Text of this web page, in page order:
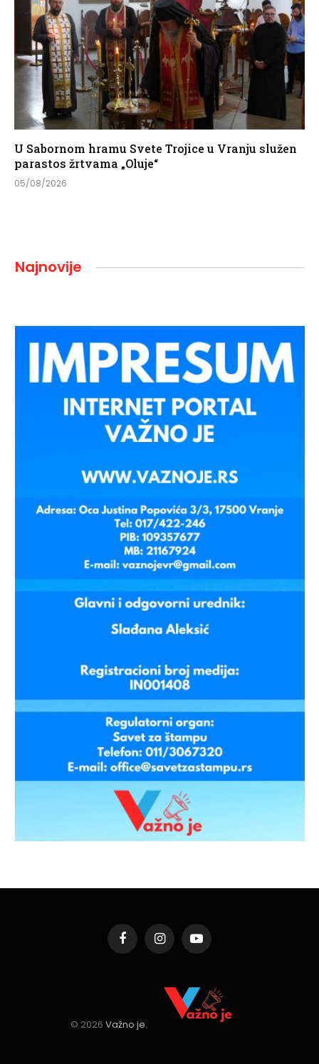
U Sabornom hramu Svete Trojice u Vranju služen
parastos žrtvama „Oluje“
05/08/2026
Najnovije
FacebookInstagramYouTube
© 2026 Važno je.